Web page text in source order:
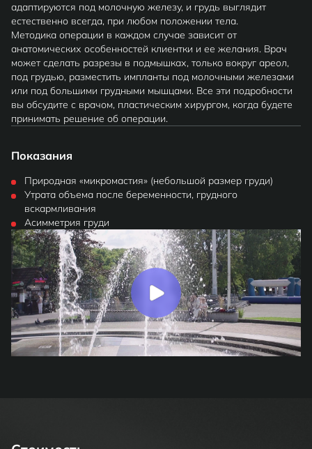
адаптируются под молочную железу, и грудь выглядит
естественно всегда, при любом положении тела.
Методика операции в каждом случае зависит от
анатомических особенностей клиентки и ее желания. Врач
может сделать разрезы в подмышках, только вокруг ареол,
под грудью, разместить импланты под молочными железами
или под большими грудными мышцами. Все эти подробности
вы обсудите с врачом, пластическим хирургом, когда будете
принимать решение об операции.
Показания
Природная «микромастия» (небольшой размер груди)
Утрата объема после беременности, грудного
вскармливания
Асимметрия груди